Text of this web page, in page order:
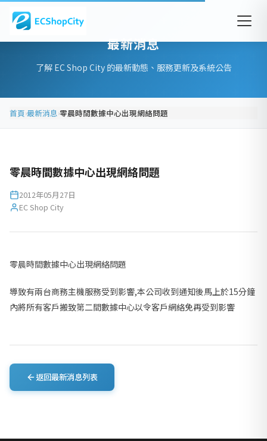
最新消息
了解 EC Shop City 的最新動態、服務更新及系統公告
首頁›最新消息›零晨時間數據中心出現網絡問題
零晨時間數據中心出現網絡問題
2012年05月27日
EC Shop City
零晨時間數據中心出現網絡問題
導致有兩台商務主機服務受到影響,本公司收到通知後馬上於15分鐘
內將所有客戶搬致第二間數據中心以令客戶網絡免再受到影響
返回最新消息列表